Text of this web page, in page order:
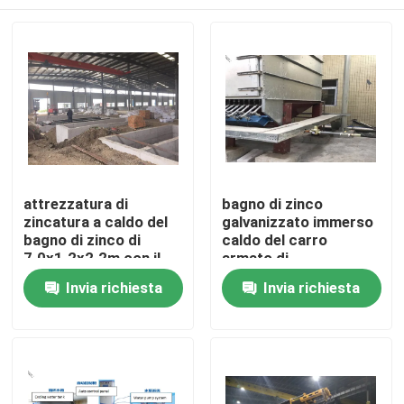
Casa.
Chi Siamo
attrezzatura di
zincatura a caldo del
bagno di zinco di
7.0x1.2x2.2m con il
sistema di protezione
dell'ambiente
Invia richiesta
bagno di zinco
galvanizzato immerso
caldo del carro
armato di
7.0x1.2x2.2m per la
linea continua di
galvanizzazione
Invia richiesta